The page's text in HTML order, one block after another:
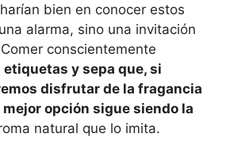
bien en conocer estos
alarma, sino una invitación
conscientemente
etiquetas y sepa que, si
disfrutar de la fragancia
opción sigue siendo la
natural que lo imita.